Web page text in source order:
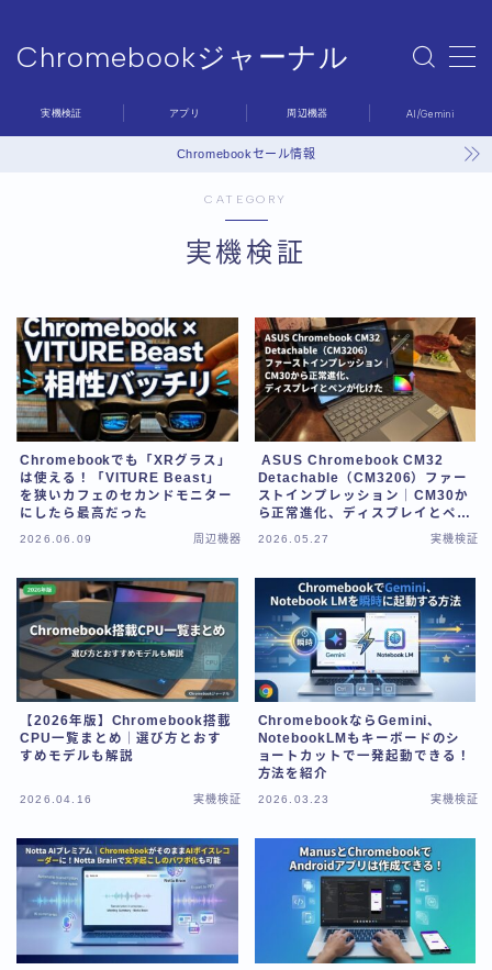
Chromebookジャーナル
Chromebookジャーナル
Sample Page
デモプリセット記事 #6
利用規約／特定商取引法に基づく表記
有料記事の決済完了ページ
実機検証 アプリ 周辺機器 AI/Gemini
Chromebookセール情報
CATEGORY
実機検証
Chromebookでも「XRグラス」
は使える！「VITURE Beast」
を狭いカフェのセカンドモニター
にしたら最高だった
2026.06.09 周辺機器
ASUS Chromebook CM32
Detachable（CM3206）ファー
ストインプレッション｜CM30か
ら正常進化、ディスプレイとペン
2026.05.27 実機検証
【2026年版】Chromebook搭載
CPU一覧まとめ｜選び方とおす
すめモデルも解説
2026.04.16 実機検証
ChromebookならGemini、
NotebookLMもキーボードのシ
ョートカットで一発起動できる！
方法を紹介
2026.03.23 実機検証